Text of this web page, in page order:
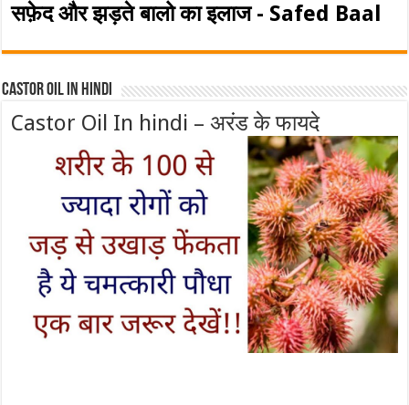
सफ़ेद और झड़ते बालो का इलाज - Safed Baal
Castor Oil In Hindi
Castor Oil In hindi – अरंड के फायदे